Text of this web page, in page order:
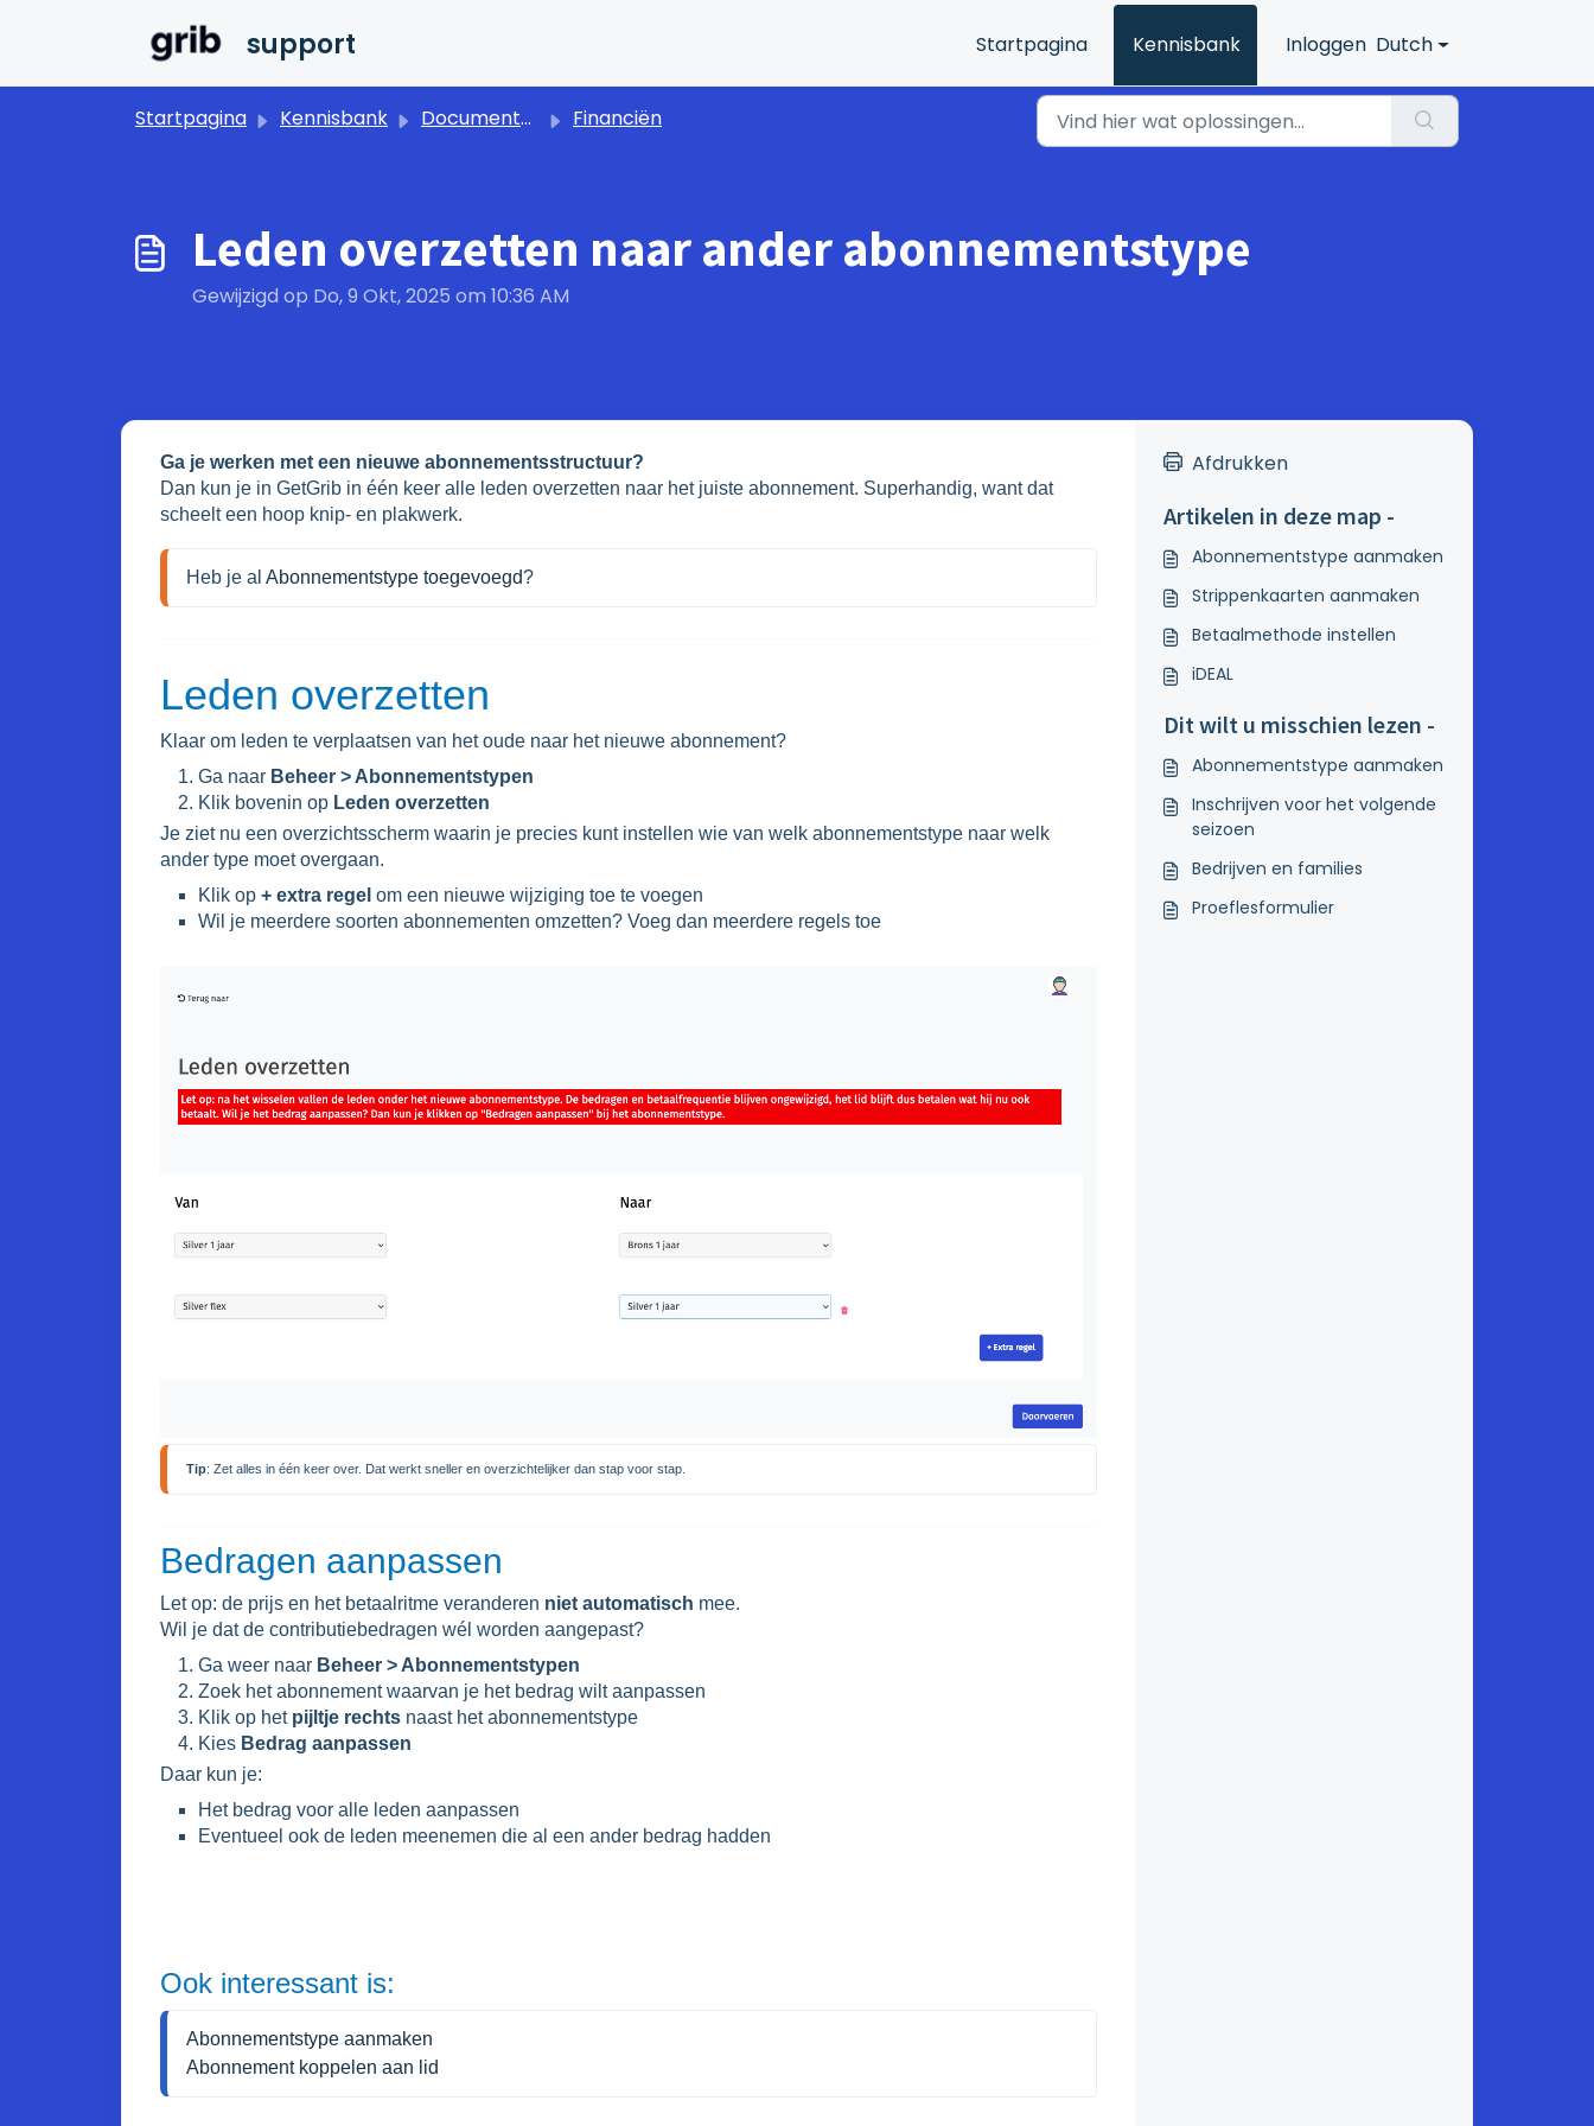
support Startpagina Kennisbank Inloggen Dutch
Startpagina Kennisbank Documentatie Financiën
Leden overzetten naar ander abonnementstype
Gewijzigd op Do, 9 Okt, 2025 om 10:36 AM
Ga je werken met een nieuwe abonnementsstructuur?
Dan kun je in GetGrib in één keer alle leden overzetten naar het juiste abonnement. Superhandig, want dat
scheelt een hoop knip- en plakwerk.
Heb je al Abonnementstype toegevoegd?
Leden overzetten
Klaar om leden te verplaatsen van het oude naar het nieuwe abonnement?
Ga naar Beheer > Abonnementstypen
Klik bovenin op Leden overzetten
Je ziet nu een overzichtsscherm waarin je precies kunt instellen wie van welk abonnementstype naar welk
ander type moet overgaan.
Klik op + extra regel om een nieuwe wijziging toe te voegen
Wil je meerdere soorten abonnementen omzetten? Voeg dan meerdere regels toe
Tip: Zet alles in één keer over. Dat werkt sneller en overzichtelijker dan stap voor stap.
Bedragen aanpassen
Let op: de prijs en het betaalritme veranderen niet automatisch mee.
Wil je dat de contributiebedragen wél worden aangepast?
Ga weer naar Beheer > Abonnementstypen
Zoek het abonnement waarvan je het bedrag wilt aanpassen
Klik op het pijltje rechts naast het abonnementstype
Kies Bedrag aanpassen
Daar kun je:
Het bedrag voor alle leden aanpassen
Eventueel ook de leden meenemen die al een ander bedrag hadden
Ook interessant is:
Abonnementstype aanmaken
Abonnement koppelen aan lid
Afdrukken
Artikelen in deze map -
Abonnementstype aanmaken
Strippenkaarten aanmaken
Betaalmethode instellen
iDEAL
Dit wilt u misschien lezen -
Abonnementstype aanmaken
Inschrijven voor het volgende
seizoen
Bedrijven en families
Proeflesformulier